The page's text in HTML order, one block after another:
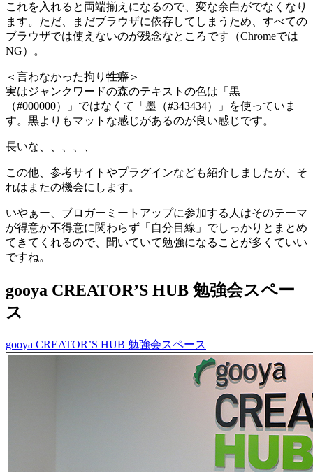
これを入れると両端揃えになるので、変な余白がでなくなり
ます。ただ、まだブラウザに依存してしまうため、すべての
ブラウザでは使えないのが残念なところです（Chromeでは
NG）。
＜言わなかった拘り性癖 ＞
実はジャンクワードの森のテキストの色は「黒
（#000000）」ではなくて「墨（#343434）」を使っていま
す。黒よりもマットな感じがあるのが良い感じです。
長いな、、、、、
この他、参考サイトやプラグインなども紹介しましたが、そ
れはまたの機会にします。
いやぁー、ブロガーミートアップに参加する人はそのテーマ
が得意か不得意に関わらず「自分目線」でしっかりとまとめ
てきてくれるので、聞いていて勉強になることが多くていい
ですね。
gooya CREATOR’S HUB 勉強会スペー
ス
gooya CREATOR’S HUB 勉強会スペース